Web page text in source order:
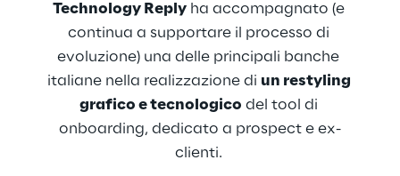
Technology Reply ha accompagnato (e
continua a supportare il processo di
evoluzione) una delle principali banche
italiane nella realizzazione di un restyling
grafico e tecnologico del tool di
onboarding, dedicato a prospect e ex-
clienti.